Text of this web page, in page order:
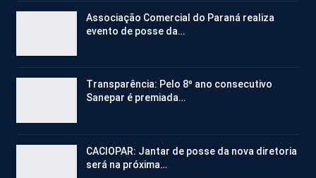
Associação Comercial do Paraná realiza
evento de posse da…
Transparência: Pelo 8º ano consecutivo
Sanepar é premiada…
CACIOPAR: Jantar de posse da nova diretoria
será na próxima…